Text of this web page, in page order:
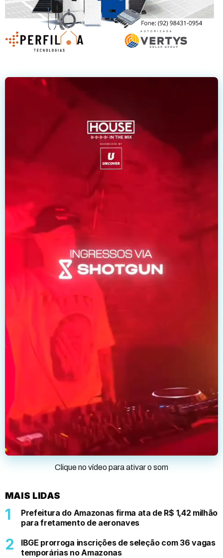
Clique no vídeo para ativar o som
MAIS LIDAS
Prefeitura do Amazonas firma ata de R$ 1,42 milhão
para fretamento de aeronaves
IBGE prorroga inscrições de seleção com 36 vagas
temporárias no Amazonas